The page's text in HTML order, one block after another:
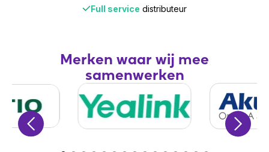
Full service distributeur
Merken waar wij mee
samenwerken